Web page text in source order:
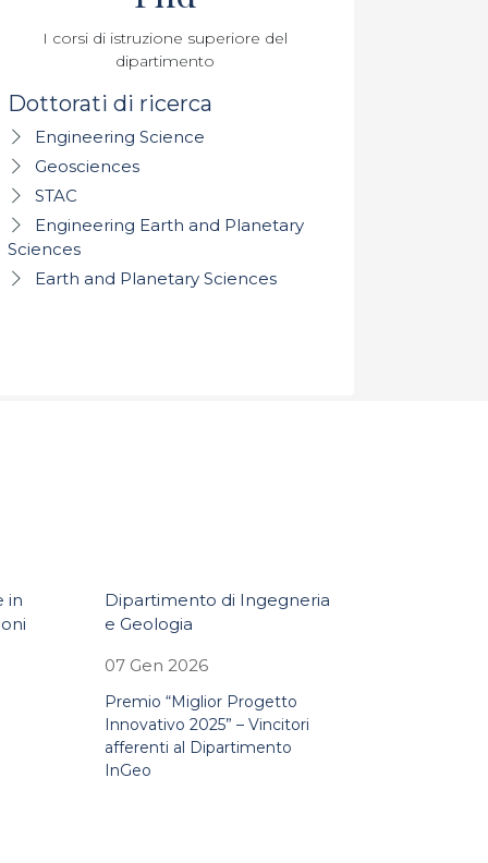
I corsi di istruzione superiore del
dipartimento
Dottorati di ricerca
Engineering Science
Geosciences
STAC
Engineering Earth and Planetary
Sciences
Earth and Planetary Sciences
in
Dipartimento di Ingegneria
e Geologia
07 Gen 2026
Premio “Miglior Progetto
Innovativo 2025” – Vincitori
afferenti al Dipartimento
InGeo